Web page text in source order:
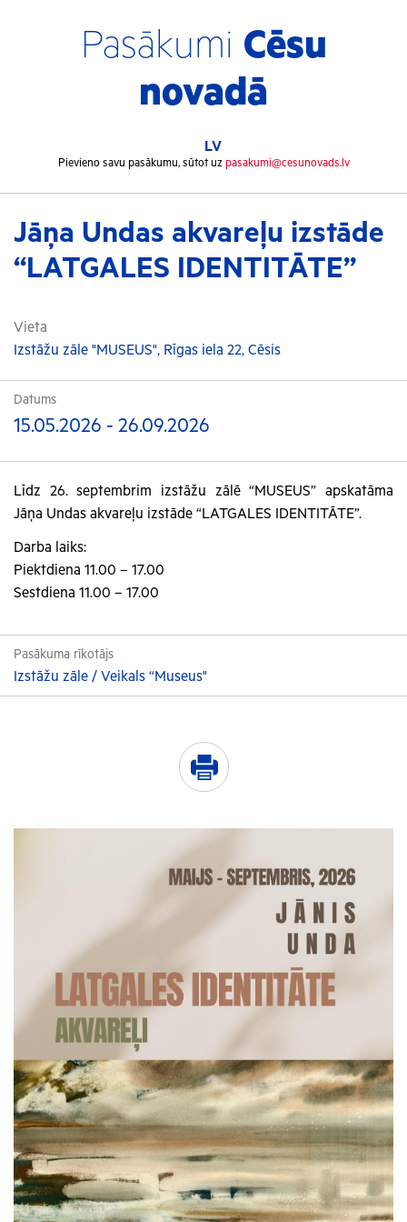
Pasākumi Cēsu
novadā
LV
Pievieno savu pasākumu, sūtot uz pasakumi@cesunovads.lv
Jāņa Undas akvareļu izstāde
“LATGALES IDENTITĀTE”
Vieta
Izstāžu zāle "MUSEUS", Rīgas iela 22, Cēsis
Datums
15.05.2026 - 26.09.2026
Līdz 26. septembrim izstāžu zālē “MUSEUS” apskatāma
Jāņa Undas akvareļu izstāde “LATGALES IDENTITĀTE”.
Darba laiks:
Piektdiena 11.00 – 17.00
Sestdiena 11.00 – 17.00
Pasākuma rīkotājs
Izstāžu zāle / Veikals “Museus"